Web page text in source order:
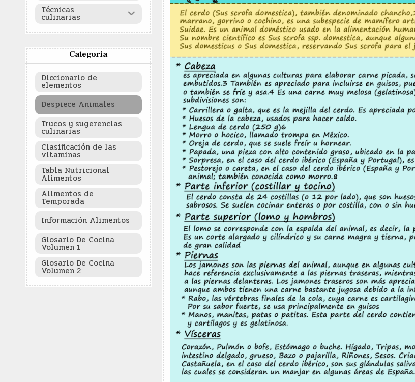
Técnicas
culinarias
Categoria
Diccionario de
elementos
Despiece Animales
Trucos y sugerencias
culinarias
Clasificación de las
vitaminas
Tabla Nutricional
Alimentos
Alimentos de
Temporada
Información Alimentos
Glosario De Cocina
Volumen 1
Glosario De Cocina
Volumen 2